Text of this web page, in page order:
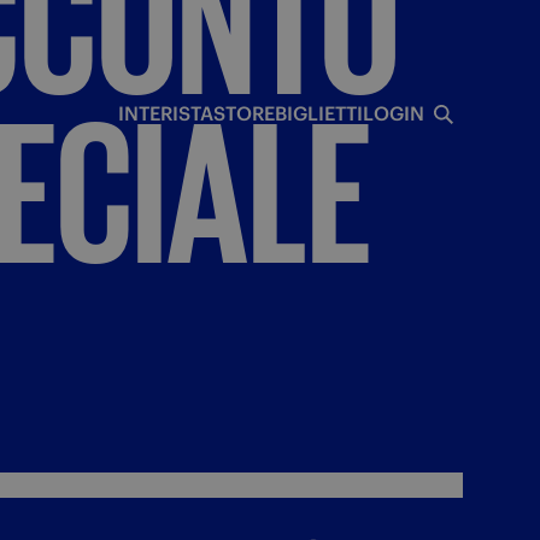
INTERISTASTOREBIGLIETTILOGIN